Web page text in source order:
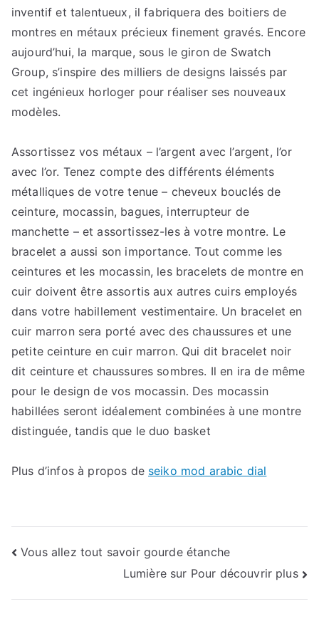
inventif et talentueux, il fabriquera des boitiers de
montres en métaux précieux finement gravés. Encore
aujourd’hui, la marque, sous le giron de Swatch
Group, s’inspire des milliers de designs laissés par
cet ingénieux horloger pour réaliser ses nouveaux
modèles.
Assortissez vos métaux – l’argent avec l’argent, l’or
avec l’or. Tenez compte des différents éléments
métalliques de votre tenue – cheveux bouclés de
ceinture, mocassin, bagues, interrupteur de
manchette – et assortissez-les à votre montre. Le
bracelet a aussi son importance. Tout comme les
ceintures et les mocassin, les bracelets de montre en
cuir doivent être assortis aux autres cuirs employés
dans votre habillement vestimentaire. Un bracelet en
cuir marron sera porté avec des chaussures et une
petite ceinture en cuir marron. Qui dit bracelet noir
dit ceinture et chaussures sombres. Il en ira de même
pour le design de vos mocassin. Des mocassin
habillées seront idéalement combinées à une montre
distinguée, tandis que le duo basket
Plus d’infos à propos de seiko mod arabic dial
Navigation
Vous allez tout savoir gourde étanche
Lumière sur Pour découvrir plus